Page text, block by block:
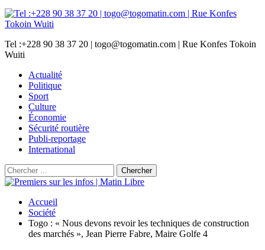
Tel :+228 90 38 37 20 | togo@togomatin.com | Rue Konfes Tokoin
Wuiti
Actualité
Politique
Sport
Culture
Économie
Sécurité routière
Publi-reportage
International
Accueil
Société
Togo : « Nous devons revoir les techniques de construction
des marchés », Jean Pierre Fabre, Maire Golfe 4